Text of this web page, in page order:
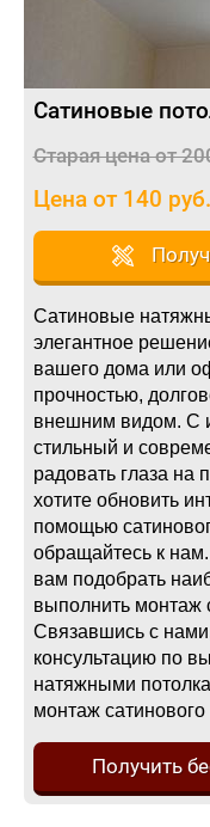
Сатиновые
Старая цена от
Цена от 140
Сатиновые
элегантное
вашего дома или
прочностью,
внешним видом. С
стильный и
радовать глаза на
хотите обновить
помощью
обращайтесь к
вам подобрать
выполнить монтаж
Связавшись с
консультацию по
натяжными
монтаж сатинового
Получить